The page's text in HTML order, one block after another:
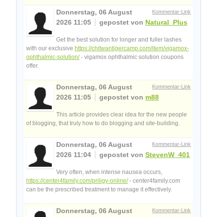
Kommentar-Link
Donnerstag, 06 August
2026 11:05
gepostet von Natural_Plus
Get the best solution for longer and fuller lashes
with our exclusive https://chitwantigercamp.com/item/vigamox-
ophthalmic-solution/- vigamox ophthalmic solution coupons
offer.
Kommentar-Link
Donnerstag, 06 August
2026 11:05
gepostet von m88
This article provides clear idea for the new people
of blogging, that truly how to do blogging and site-building.
Kommentar-Link
Donnerstag, 06 August
2026 11:04
gepostet von StevenW_401
Very often, when intense nausea occurs,
https://center4family.com/priligy-online/- center4family.com
can be the prescribed treatment to manage it effectively.
Kommentar-Link
Donnerstag, 06 August